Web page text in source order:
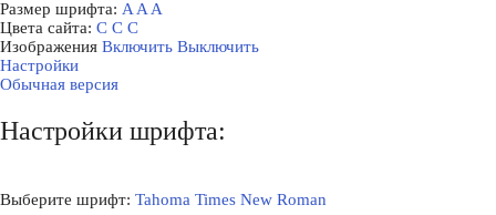
Размер шрифта: A A A
Цвета сайта: С С С
Изображения Включить Выключить
Настройки
Обычная версия
Настройки шрифта:
Выберите шрифт: Tahoma Times New Roman